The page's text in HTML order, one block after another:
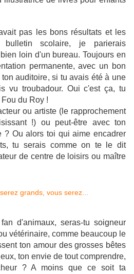
pas les bons résultats et les
bulletin scolaire, je parierais
loin d'un bureau. Toujours en
permanente, avec un bon
auditoire, si tu avais été à une
vu troubadour. Oui c'est ça, tu
du Roy !
ou artiste (le rapprochement
!) ou peut-être avec ton
? Ou alors toi qui aime encadrer
tu serais comme on te le dit
de centre de loisirs ou maître
d'animaux, seras-tu soigneur
vétérinaire, comme beaucoup le
ton amour des grosses bêtes
ton envie de tout comprendre,
? A moins que ce soit ta